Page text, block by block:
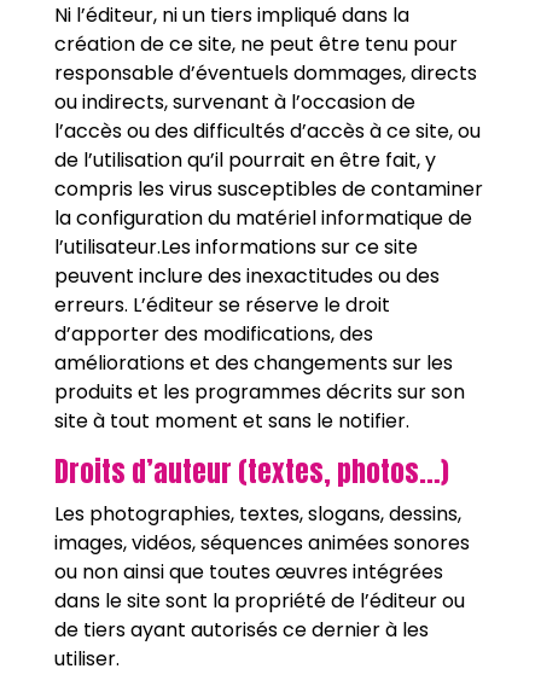
Ni l’éditeur, ni un tiers impliqué dans la
création de ce site, ne peut être tenu pour
responsable d’éventuels dommages, directs
ou indirects, survenant à l’occasion de
l’accès ou des difficultés d’accès à ce site, ou
de l’utilisation qu’il pourrait en être fait, y
compris les virus susceptibles de contaminer
la configuration du matériel informatique de
l’utilisateur.Les informations sur ce site
peuvent inclure des inexactitudes ou des
erreurs. L’éditeur se réserve le droit
d’apporter des modifications, des
améliorations et des changements sur les
produits et les programmes décrits sur son
site à tout moment et sans le notifier.
Droits d’auteur (textes, photos…)
Les photographies, textes, slogans, dessins,
images, vidéos, séquences animées sonores
ou non ainsi que toutes œuvres intégrées
dans le site sont la propriété de l’éditeur ou
de tiers ayant autorisés ce dernier à les
utiliser.